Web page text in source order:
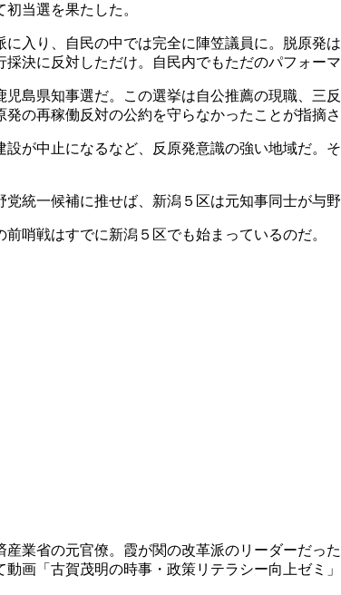
当選を果たした。
入り、自民の中では完全に陣笠議員に。脱原発
決に反対しただけ。自民内でもただのパフォー
島県知事選だ。この選挙は自公推薦の現職、
の再稼働反対の公約を守らなかったことが指摘さ
が中止になるなど、反原発意識の強い地域だ
統一候補に推せば、新潟５区は元知事同士が与
哨戦はすでに新潟５区でも始まっているのだ。
産業省の元官僚。霞が関の改革派のリーダーだ
画「古賀茂明の時事・政策リテラシー向上ゼミ